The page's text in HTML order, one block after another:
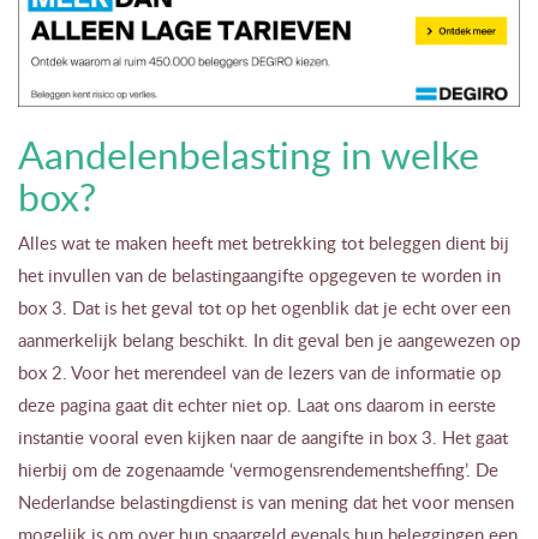
Aandelenbelasting in welke
box?
Alles wat te maken heeft met betrekking tot beleggen dient bij
het invullen van de belastingaangifte opgegeven te worden in
box 3. Dat is het geval tot op het ogenblik dat je echt over een
aanmerkelijk belang beschikt. In dit geval ben je aangewezen op
box 2. Voor het merendeel van de lezers van de informatie op
deze pagina gaat dit echter niet op. Laat ons daarom in eerste
instantie vooral even kijken naar de aangifte in box 3. Het gaat
hierbij om de zogenaamde ‘vermogensrendementsheffing’. De
Nederlandse belastingdienst is van mening dat het voor mensen
mogelijk is om over hun spaargeld evenals hun beleggingen een